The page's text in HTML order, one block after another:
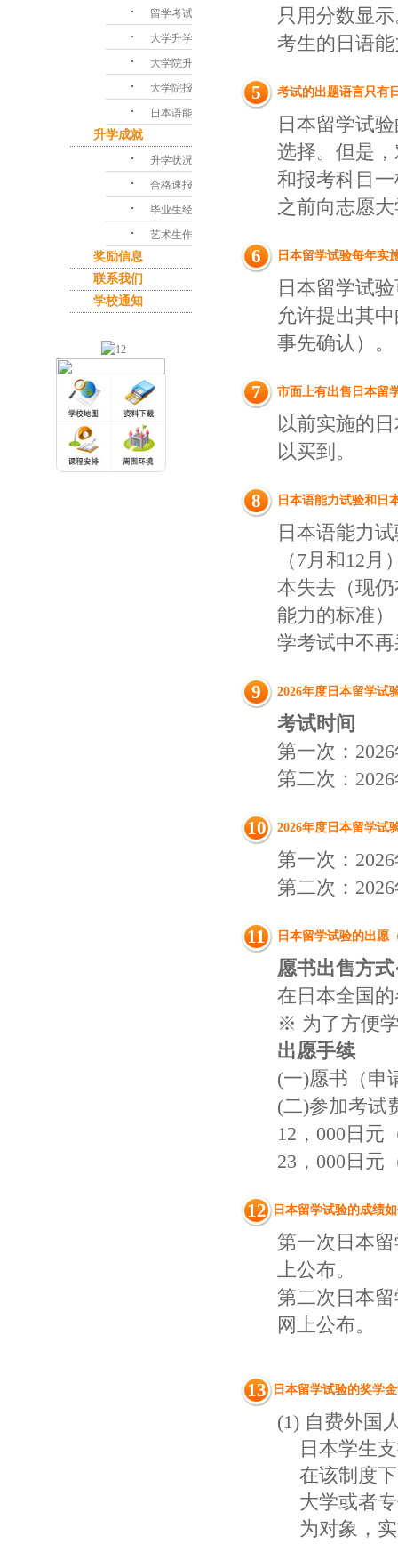
只用分数显
考生的日语
5 考试的出题语言只有
日本留学试
选择。但是
和报考科目
之前向志愿
6 日本留学试验每年实
日本留学试
允许提出其
事先确认）。
7 市面上有出售 日本留
以前实施的
以买到。
8 日本语能力试验和日
日本语能力
（7月和12
本失去（现
能力的标准
学考试中不
9 2026年度日本留学试
考试时间
第一次：
第二次：
10 2026年度日本留学试
第一次：
第二次：
11 日本留学试验的出愿
愿书出售方
在日本全国
※ 为了方便
出愿手续
(一)愿书（申
(二)参加考试
12，000日元
23，000日元
12 日本留学试验的成绩
第一次日本
上公布。
第二次日本
网上公布。
13 日本留学试验的奖学
(1) 自费外国
日本学生
在该制度
大学或者
为对象，
･ 留学考试问答
･ 大学升学指导
･ 大学院升学课程
･ 大学院报考指南
･ 日本语能力考试
升学成就
･ 升学状况
･ 合格速报
･ 毕业生经验谈
･ 艺术生作品集
奖励信息
联系我们
学校通知